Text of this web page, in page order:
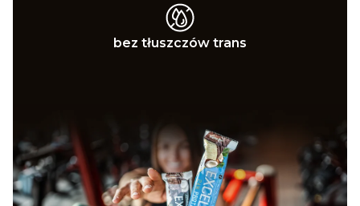
bez tłuszczów trans